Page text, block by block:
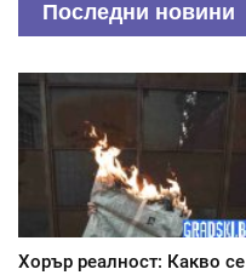
Последни новини
Хорър реалност: Какво се